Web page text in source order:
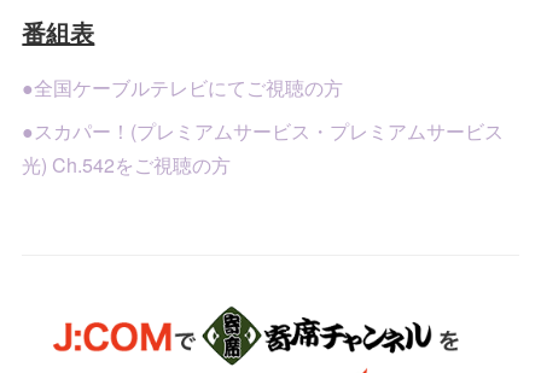
番組表
●全国ケーブルテレビにてご視聴の方
●スカパー！(プレミアムサービス・プレミアムサービス
光) Ch.542をご視聴の方